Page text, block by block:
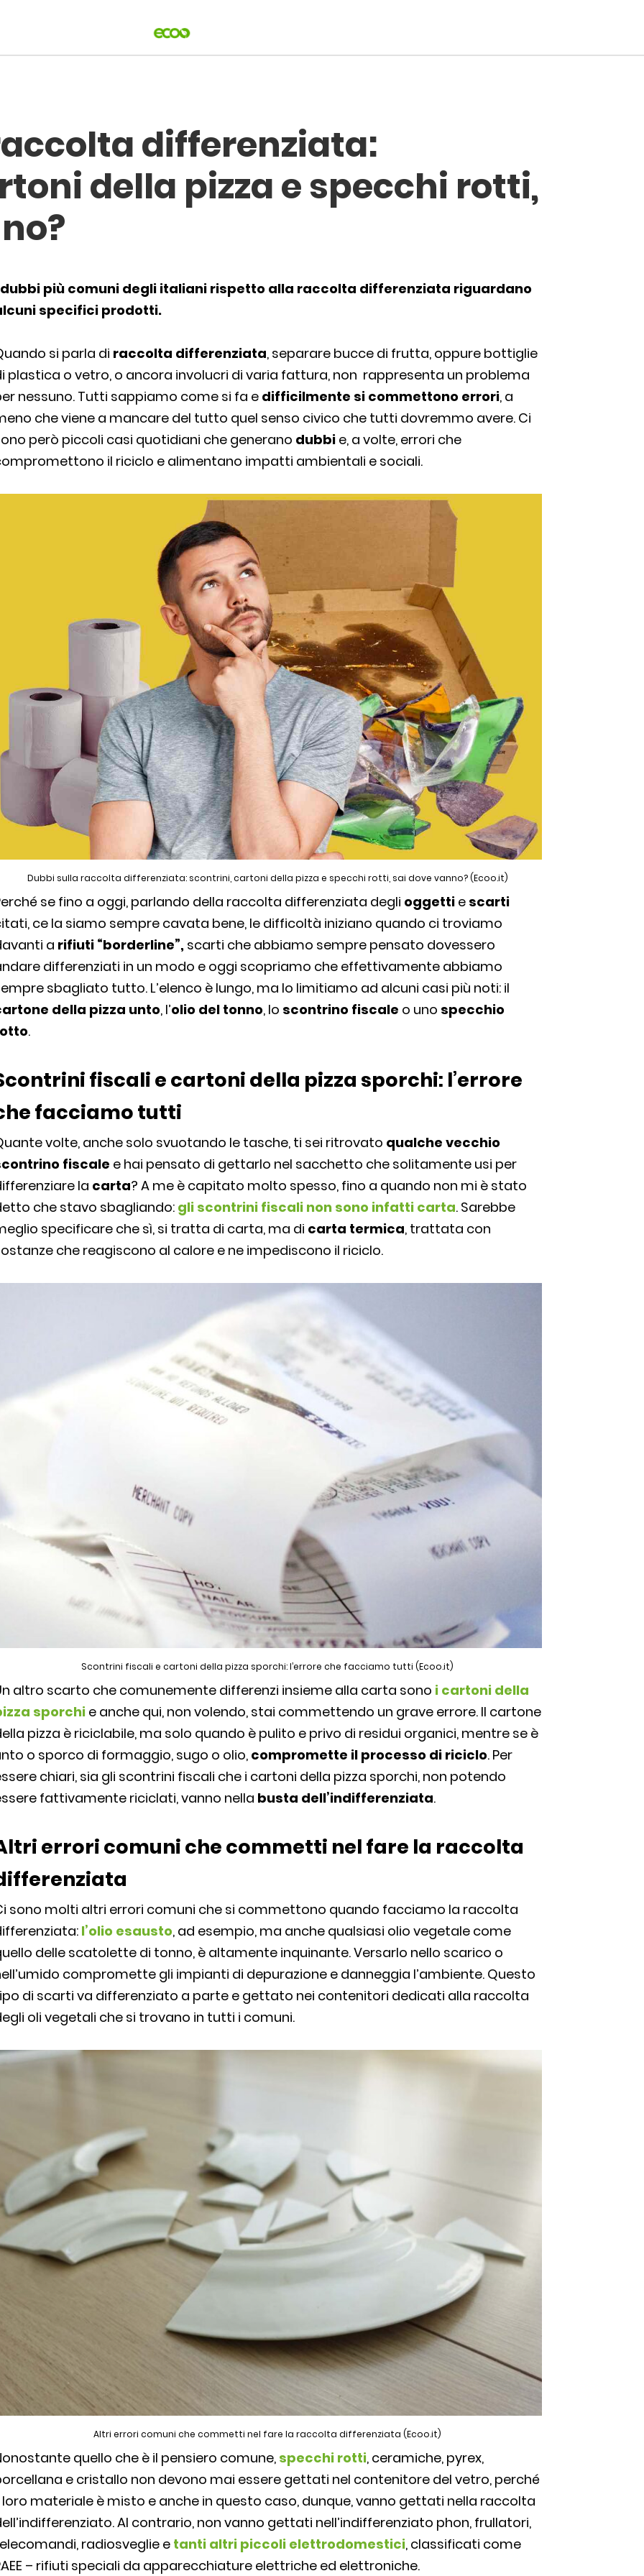
differenziata:
della pizza e specchi rotti,
più comuni degli italiani rispetto alla raccolta differenziata riguardano
specifici prodotti.
si parla di raccolta differenziata, separare bucce di frutta, oppure bottiglie
plastica o vetro, o ancora involucri di varia fattura, non rappresenta un problema
nessuno. Tutti sappiamo come si fa e difficilmente si commettono errori, a
che viene a mancare del tutto quel senso civico che tutti dovremmo avere. Ci
però piccoli casi quotidiani che generano dubbie, a volte, errori che
il riciclo e alimentano impatti ambientali e sociali.
Dubbi sulla raccolta differenziata: scontrini, cartoni della pizza e specchi rotti, sai dove vanno? (Ecoo.it)
se fino a oggi, parlando della raccolta differenziata degli oggettie scarti
ce la siamo sempre cavata bene, le difficoltà iniziano quando ci troviamo
a rifiuti “borderline”, scarti che abbiamo sempre pensato dovessero
differenziati in un modo e oggi scopriamo che effettivamente abbiamo
sbagliato tutto. L’elenco è lungo, ma lo limitiamo ad alcuni casi più noti: il
della pizza unto, l’olio del tonno, lo scontrino fiscale o uno specchio
.
fiscali e cartoni della pizza sporchi: l’errore
facciamo tutti
volte, anche solo svuotando le tasche, ti sei ritrovato qualche vecchio
fiscale e hai pensato di gettarlo nel sacchetto che solitamente usi per
la carta? A me è capitato molto spesso, fino a quando non mi è stato
che stavo sbagliando: gli scontrini fiscali non sono infatti carta. Sarebbe
specificare che sì, si tratta di carta, ma di carta termica, trattata con
che reagiscono al calore e ne impediscono il riciclo.
Scontrini fiscali e cartoni della pizza sporchi: l’errore che facciamo tutti (Ecoo.it)
altro scarto che comunemente differenzi insieme alla carta sono i cartoni della
sporchie anche qui, non volendo, stai commettendo un grave errore. Il cartone
pizza è riciclabile, ma solo quando è pulito e privo di residui organici, mentre se è
o sporco di formaggio, sugo o olio, compromette il processo di riciclo. Per
chiari, sia gli scontrini fiscali che i cartoni della pizza sporchi, non potendo
fattivamente riciclati, vanno nella busta dell’indifferenziata.
errori comuni che commetti nel fare la raccolta
sono molti altri errori comuni che si commettono quando facciamo la raccolta
l’olio esausto, ad esempio, ma anche qualsiasi olio vegetale come
delle scatolette di tonno, è altamente inquinante. Versarlo nello scarico o
compromette gli impianti di depurazione e danneggia l’ambiente. Questo
di scarti va differenziato a parte e gettato nei contenitori dedicati alla raccolta
oli vegetali che si trovano in tutti i comuni.
Altri errori comuni che commetti nel fare la raccolta differenziata (Ecoo.it)
quello che è il pensiero comune, specchi rotti, ceramiche, pyrex,
e cristallo non devono mai essere gettati nel contenitore del vetro, perché
loro materiale è misto e anche in questo caso, dunque, vanno gettati nella raccolta
Al contrario, non vanno gettati nell’indifferenziato phon, frullatori,
radiosveglie etanti altri piccoli elettrodomestici, classificati come
– rifiuti speciali da apparecchiature elettriche ed elettroniche.